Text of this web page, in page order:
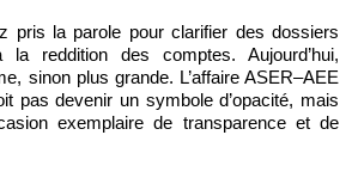
pris la parole pour clarifier des dossiers
reddition des comptes. Aujourd’hui,
sinon plus grande. L’affaire ASER–AEE
pas devenir un symbole d’opacité, mais
exemplaire de transparence et de